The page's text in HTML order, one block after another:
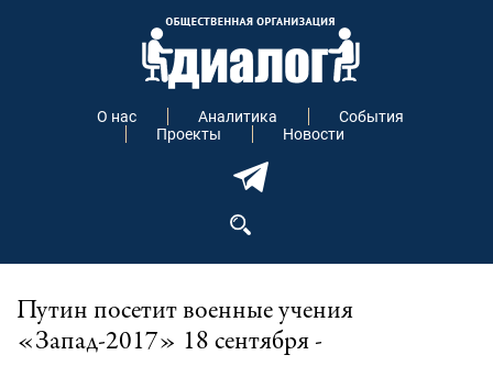
О нас Аналитика
События
Проекты
Новости
Путин посетит военные учения
«Запад-2017» 18 сентября -